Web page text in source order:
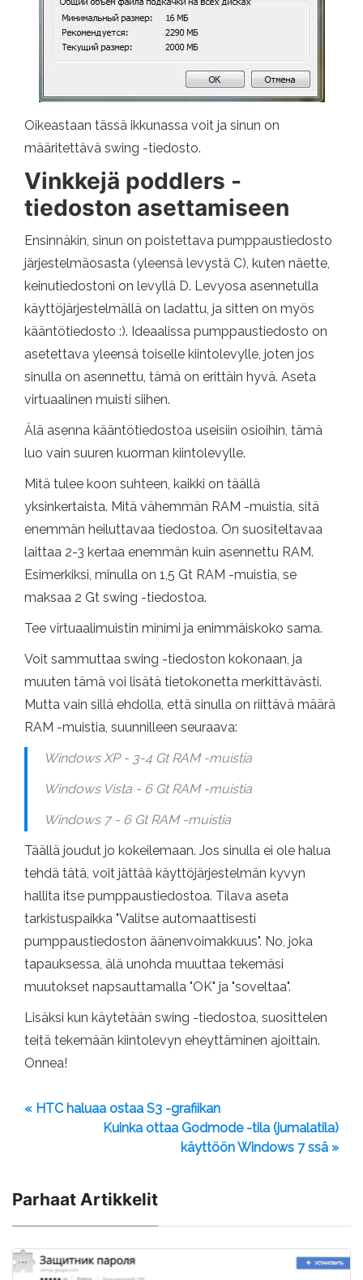
Oikeastaan ​​tässä ikkunassa voit ja sinun on
määritettävä swing -tiedosto.
Vinkkejä poddlers -
tiedoston asettamiseen
Ensinnäkin, sinun on poistettava pumppaustiedosto
järjestelmäosasta (yleensä levystä C), kuten näette,
keinutiedostoni on levyllä D. Levyosa asennetulla
käyttöjärjestelmällä on ladattu, ja sitten on myös
kääntötiedosto :). Ideaalissa pumppaustiedosto on
asetettava yleensä toiselle kiintolevylle, joten jos
sinulla on asennettu, tämä on erittäin hyvä. Aseta
virtuaalinen muisti siihen.
Älä asenna kääntötiedostoa useisiin osioihin, tämä
luo vain suuren kuorman kiintolevylle.
Mitä tulee koon suhteen, kaikki on täällä
yksinkertaista. Mitä vähemmän RAM -muistia, sitä
enemmän heiluttavaa tiedostoa. On suositeltavaa
laittaa 2-3 kertaa enemmän kuin asennettu RAM.
Esimerkiksi, minulla on 1,5 Gt RAM -muistia, se
maksaa 2 Gt swing -tiedostoa.
Tee virtuaalimuistin minimi ja enimmäiskoko sama.
Voit sammuttaa swing -tiedoston kokonaan, ja
muuten tämä voi lisätä tietokonetta merkittävästi.
Mutta vain sillä ehdolla, että sinulla on riittävä määrä
RAM -muistia, suunnilleen seuraava:
Windows XP - 3-4 Gt RAM -muistia
Windows Vista - 6 Gt RAM -muistia
Windows 7 - 6 Gt RAM -muistia
Täällä joudut jo kokeilemaan. Jos sinulla ei ole halua
tehdä tätä, voit jättää käyttöjärjestelmän kyvyn
hallita itse pumppaustiedostoa. Tilava aseta
tarkistuspaikka "Valitse automaattisesti
pumppaustiedoston äänenvoimakkuus". No, joka
tapauksessa, älä unohda muuttaa tekemäsi
muutokset napsauttamalla "OK" ja "soveltaa".
Lisäksi kun käytetään swing -tiedostoa, suosittelen
teitä tekemään kiintolevyn eheyttäminen ajoittain.
Onnea!
« HTC haluaa ostaa S3 -grafiikan
Kuinka ottaa Godmode -tila (jumalatila)
käyttöön Windows 7 ssä »
Parhaat Artikkelit